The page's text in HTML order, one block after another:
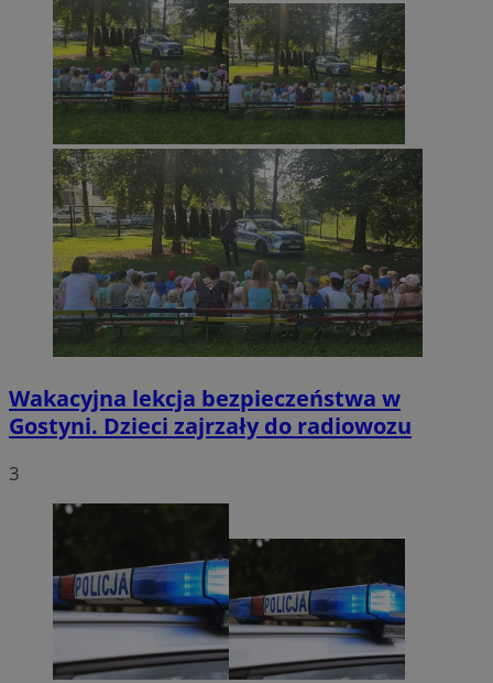
Wakacyjna lekcja bezpieczeństwa w
Gostyni. Dzieci zajrzały do radiowozu
3